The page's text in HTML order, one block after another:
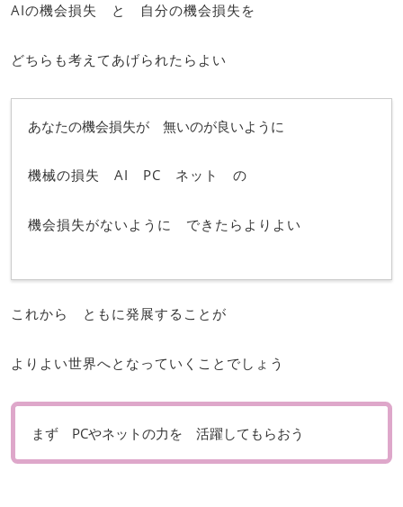
AIの機会損失 と 自分の機会損失を
どちらも考えてあげられたらよい
あなたの機会損失が 無いのが良いように
機械の損失 AI PC ネット の
機会損失がないように できたらよりよい
これから ともに発展することが
よりよい世界へとなっていくことでしょう
まず PCやネットの力を 活躍してもらおう